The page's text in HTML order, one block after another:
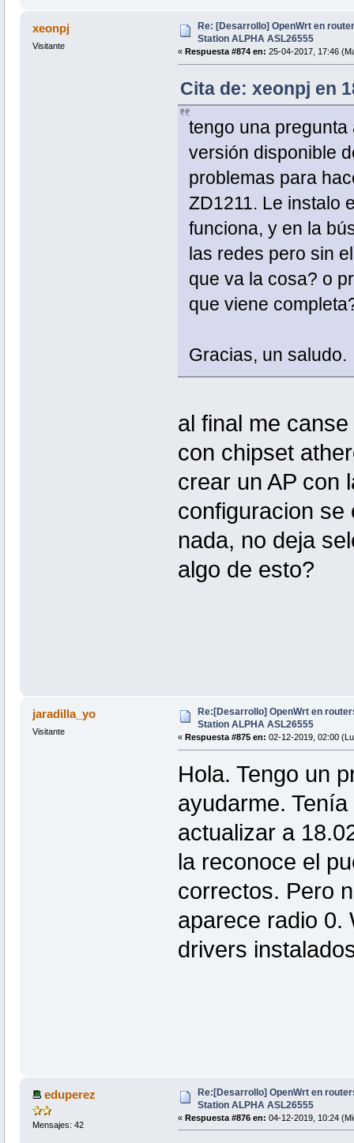
xeonpj
Visitante
Re: [Desarrollo] OpenWrt en
Station ALPHA ASL26555
« Respuesta #874 en: 25-04-2017, 17:46
Cita de: xeonpj en
tengo una
versión disponible
problemas para
ZD1211. Le instalo
funciona, y en la
las redes pero sin
que va la cosa? o
que viene
Gracias, un saludo.
al final me
con chipset
crear un AP con
configuracion se
nada, no deja
algo de esto?
jaradilla_yo
Visitante
Re:[Desarrollo] OpenWrt en
Station ALPHA ASL26555
« Respuesta #875 en: 02-12-2019, 02:00
Hola. Tengo un
ayudarme.
actualizar a
la reconoce el
correctos. Pero
aparece radio 0.
drivers
eduperez
Mensajes: 42
Re:[Desarrollo] OpenWrt en
Station ALPHA ASL26555
« Respuesta #876 en: 04-12-2019, 10:24